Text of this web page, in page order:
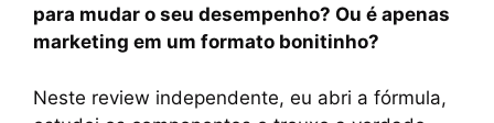
para mudar o seu desempenho? Ou é apenas
marketing em um formato bonitinho?
Neste review independente, eu abri a fórmula,